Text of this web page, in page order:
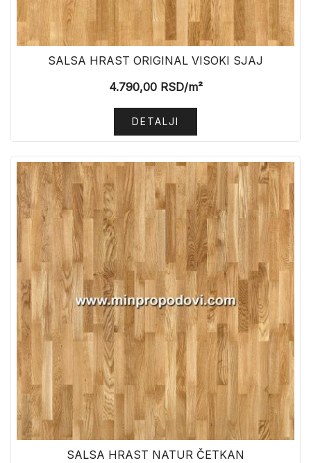
SALSA HRAST ORIGINAL VISOKI SJAJ
4.790,00RSD/m²
DETALJI
SALSA HRAST NATUR ČETKAN